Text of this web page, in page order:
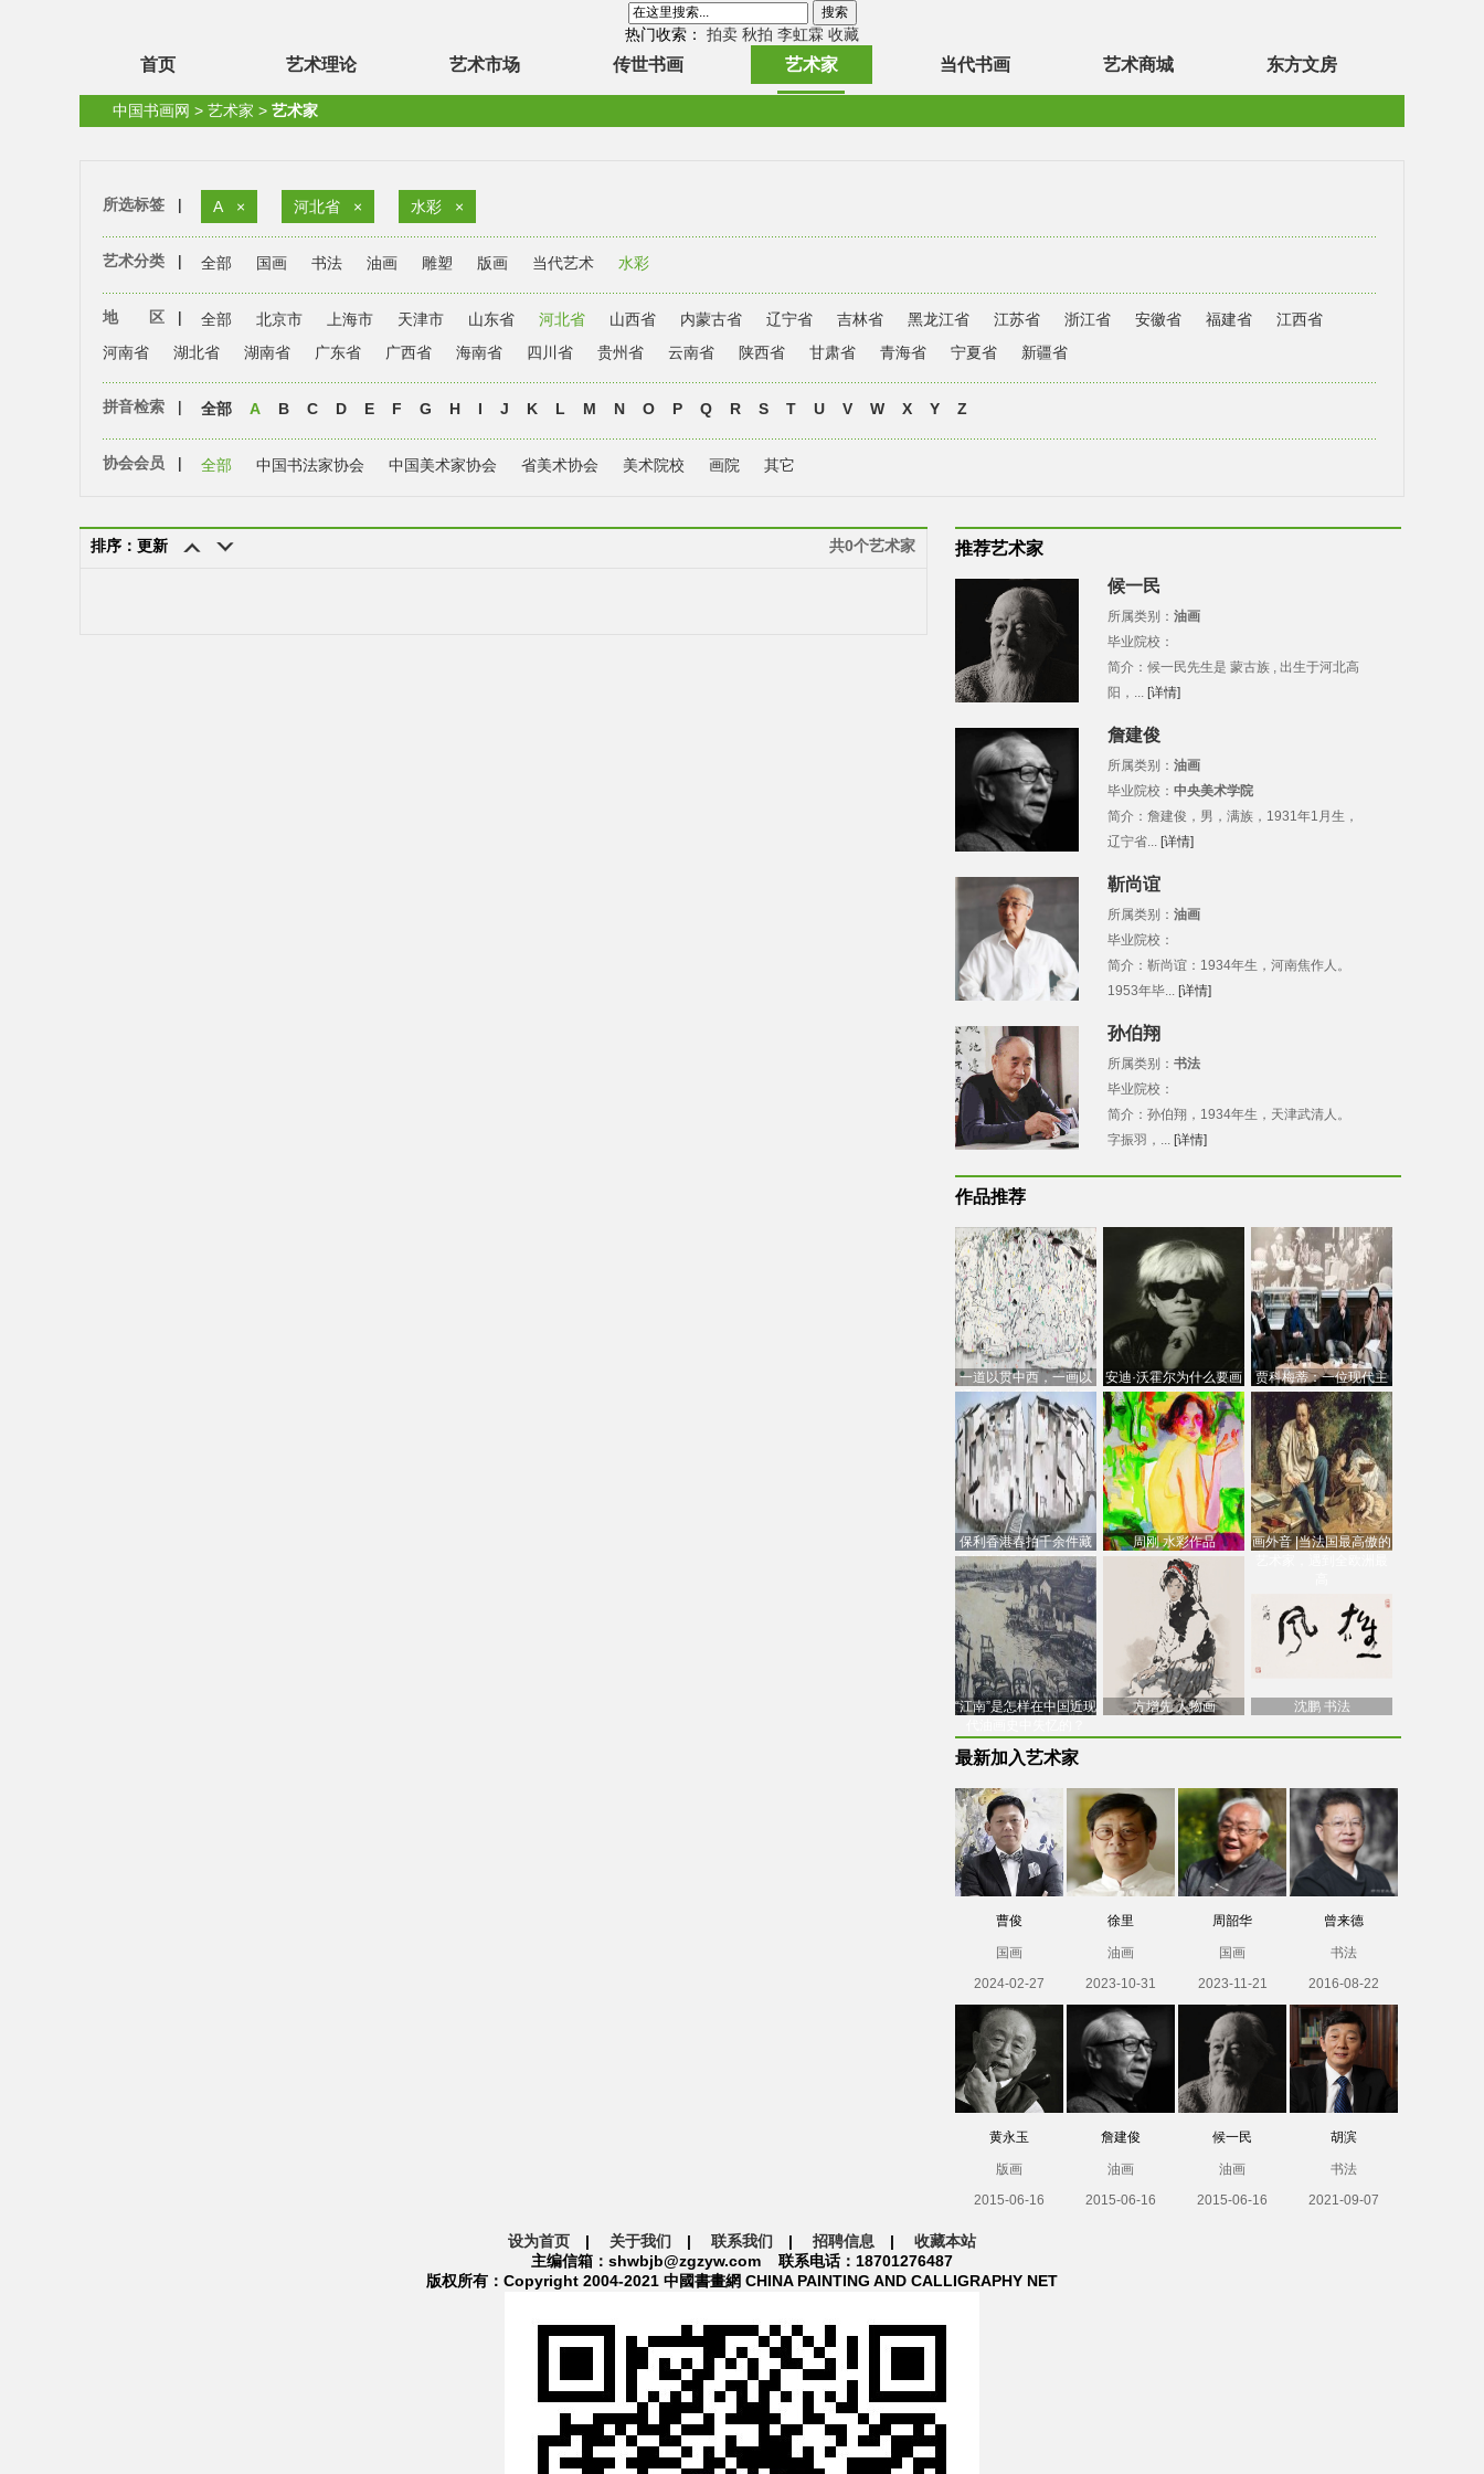
热门收索： 拍卖 秋拍 李虹霖 收藏
首页 艺术理论 艺术市场 传世书画 艺术家 当代书画 艺术商城 东方文房
中国书画网 > 艺术家 > 艺术家
所选标签 | A × 河北省 × 水彩 ×
艺术分类 | 全部 国画 书法 油画 雕塑 版画 当代艺术 水彩
地 区 | 全部 北京市 上海市 天津市 山东省 河北省 山西省 内蒙古省 辽宁省 吉林省 黑龙江省 江苏省 浙江省 安徽省 福建省
江西省
河南省
湖北省 湖南省 广东省 广西省 海南省 四川省 贵州省 云南省 陕西省 甘肃省 青海省 宁夏省 新疆省
拼音检索 | 全部 A B C D E F G H I J K L M N O P Q R S T U V W X Y Z
协会会员 | 全部 中国书法家协会 中国美术家协会 省美术协会 美术院校 画院 其它
排序：更新 共0个艺术家 推荐艺术家
候一民
所属类别： 油画
毕业院校：
简介：候一民先生是 蒙古族 , 出生于河北高
阳，... [详情]
詹建俊
所属类别： 油画
毕业院校： 中央美术学院
简介：詹建俊，男，满族，1931年1月生，
辽宁省... [详情]
靳尚谊
所属类别： 油画
毕业院校：
简介：靳尚谊：1934年生，河南焦作人。
1953年毕... [详情]
孙伯翔
所属类别： 书法
毕业院校：
简介：孙伯翔，1934年生，天津武清人。
字振羽，... [详情]
作品推荐
一道以贯中西，一画以
通古今：吴冠中的绘画
创
安迪·沃霍尔为什么要画
芭比
贾科梅蒂：一位现代主
义的“当代”艺术家
保利香港春拍千余件藏
品估价逾7亿港元，吴冠
中
周刚 水彩作品
画外音 |当法国最高傲的
“江南”是怎样在中国近现
方增先 人物画 沈鹏 书法
最新加入艺术家
曹俊
国画
2024-02-27
徐里
油画
2023-10-31
周韶华
国画
2023-11-21
曾来德
书法
2016-08-22
黄永玉
版画
2015-06-16
詹建俊
油画
2015-06-16
候一民
油画
2015-06-16
胡滨
书法
2021-09-07
设为首页 | 关于我们 | 联系我们 | 招聘信息 | 收藏本站
主编信箱：shwbjb@zgzyw.com 联系电话：18701276487
版权所有：Copyright 2004-2021 中國書畫網 CHINA PAINTING AND CALLIGRAPHY NET